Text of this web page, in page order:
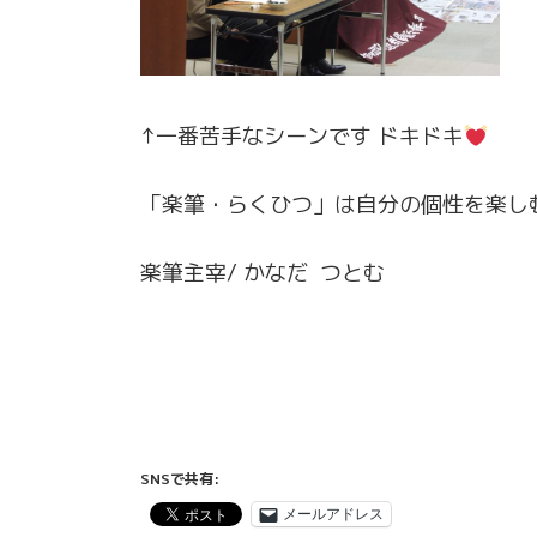
↑一番苦手なシーンです ドキドキ
「楽筆・らくひつ」は自分の個性を楽し
楽筆主宰/ かなだ つとむ
SNSで共有:
メールアドレス